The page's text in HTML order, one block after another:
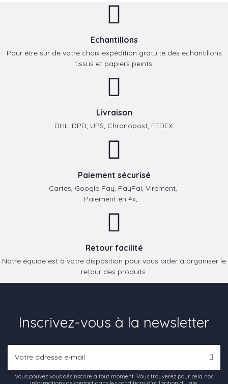
Echantillons
Pour être sur de votre choix expédition gratuite des échantillons
tissus et papiers peints.
Livraison
DHL, DPD, UPS, Chronopost, FEDEX.
Paiement sécurisé
Cartes, Google Pay, PayPal, Virement,
Paiement en 4x, ...
Retour facilité
Notre équipe est à votre disposition pour vous aider à organiser le
retour des produits.
Inscrivez-vous à la newsletter
Vous pouvez vous désinscrire à tout moment. Vous trouverez pour cela nos